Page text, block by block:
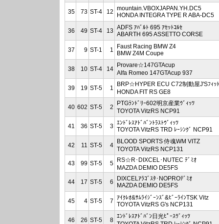
35 73 ST-4 12 mountain.VBOXJAPAN.YH.DC5
HONDA INTEGRA TYPE R ABA-DC5
36 49 ST-4 13 ADFS ｱﾊﾞﾙﾄ 695 ｱｾｯﾄｺﾙｾ
ABARTH 695 ASSETTO CORSE
37 9 ST-1 1
Faust Racing BMW Z4
BMW Z4M Coupe
38 10 ST-4 14
Provare☆147GTAcup
Alfa Romeo 147GTAcup 937
39 19 ST-5 1
BRP☆HYPER ECU C72制動屋J'Sﾌｨｯﾄ
HONDA FIT RS GE8
40 602 ST-5 2
PTGﾗﾝﾄﾞﾘｰ602明京産業ｳﾞｨｯﾂ
TOYOTA VitzRS NCP91
41 36 ST-5 3 ｴﾝﾄﾞﾚｽｱﾄﾞﾊﾞﾝﾄﾗｽﾄｳﾞｨｯﾂ
TOYOTA VitzRS TRD ﾚｰｼﾝｸﾞ NCP91
42 11 ST-5 4
BLOOD SPORTS 侍魂WM VITZ
TOYOTA VitzRS NCP131
43 99 ST-5 5
RS☆R･DIXCEL･NUTEC ﾃﾞﾐｵ
MAZDA DEMIO DE5FS
44 17 ST-5 6
DIXCELｱﾗｺﾞｽﾀ･NOPROﾃﾞﾐｵ
MAZDA DEMIO DE5FS
45 4 ST-5 7 ｱｲｸﾚｵ&ｻﾑﾗｲｼﾞｰﾝｽﾞ&ﾋﾞｰﾗｲﾝTSK Vitz
TOYOTA VitzRS G's NCP131
46 26 ST-5 8
ｴﾝﾄﾞﾚｽｱﾄﾞﾊﾞﾝ日光ﾋﾟｰｽｳﾞｨｯﾂ